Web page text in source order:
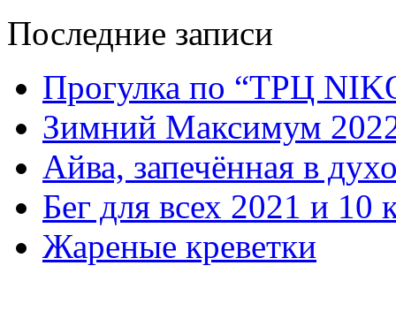
Последние записи
Прогулка по “ТРЦ
Зимний Максимум
Айва, запечённая в
Бег для всех 2021 и 10
Жареные креветки